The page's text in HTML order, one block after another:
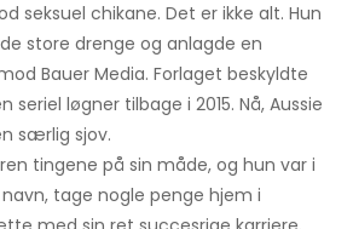
seksuel chikane. Det er ikke alt. Hun
store drenge og anlagde en
Bauer Media. Forlaget beskyldte
løgner tilbage i 2015. Nå, Aussie
særlig sjov.
tingene på sin måde, og hun var i
tage nogle penge hjem i